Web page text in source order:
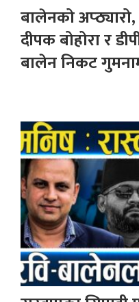
बालेनको अप्ठ्यारो,
दीपक बोहोरा र
बालेन निकट